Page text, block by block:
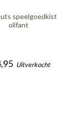
speelgoedkist
olifant
Uitverkocht